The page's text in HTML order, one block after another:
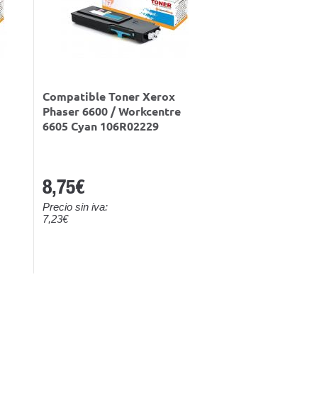
Compatible Toner Xerox
Phaser 6600 / Workcentre
6605 Cyan 106R02229
8,75€
Precio sin iva:
7,23€